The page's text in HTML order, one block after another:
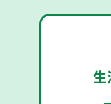
生